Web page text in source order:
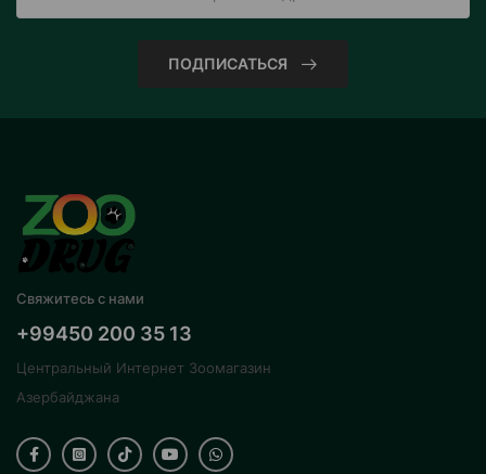
ПОДПИСАТЬСЯ
Свяжитесь с нами
+99450 200 35 13
Центральный Интернет Зоомагазин
Азербайджана